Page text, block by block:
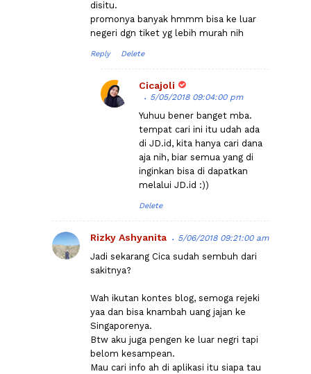
disitu.
promonya banyak hmmm bisa ke luar
negeri dgn tiket yg lebih murah nih
Reply Delete
Cicajoli
5/05/2018 09:04:00 pm
Yuhuu bener banget mba.
tempat cari ini itu udah ada
di JD.id, kita hanya cari dana
aja nih, biar semua yang di
inginkan bisa di dapatkan
melalui JD.id :))
Delete
Rizky Ashyanita 5/06/2018 09:21:00 am
Jadi sekarang Cica sudah sembuh dari
sakitnya?
Wah ikutan kontes blog, semoga rejeki
yaa dan bisa knambah uang jajan ke
Singaporenya.
Btw aku juga pengen ke luar negri tapi
belom kesampean.
Mau cari info ah di aplikasi itu siapa tau